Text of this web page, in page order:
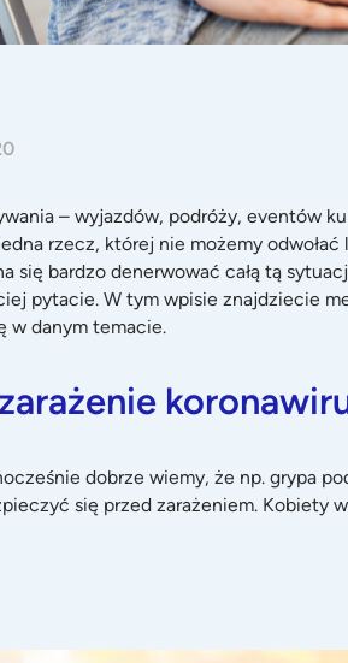
– wyjazdów, podróży, eventów
rzecz, której nie możemy odwołać
bardzo denerwować całą tą
pytacie. W tym wpisie znajdziecie
w danym temacie.
dobrze wiemy, że np. grypa
się przed zarażeniem. Kobiety